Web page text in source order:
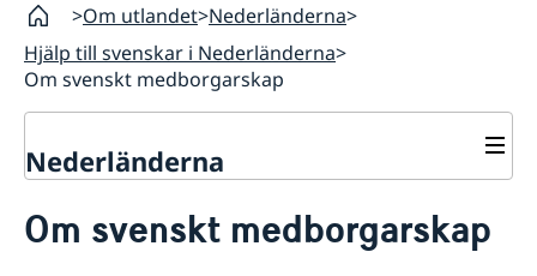
Om utlandet Nederländerna
Hjälp till svenskar i Nederländerna
Om svenskt medborgarskap
Nederländerna
Hjälp till svenskar i Nederländerna
Om svenskt medborgarskap